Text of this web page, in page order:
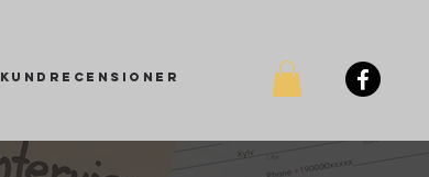
Kundrecensioner